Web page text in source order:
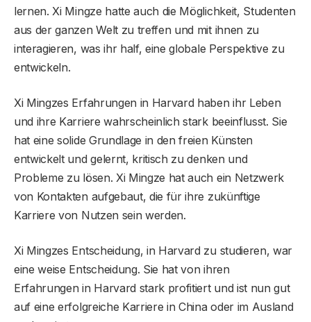
lernen. Xi Mingze hatte auch die Möglichkeit, Studenten
aus der ganzen Welt zu treffen und mit ihnen zu
interagieren, was ihr half, eine globale Perspektive zu
entwickeln.
Xi Mingzes Erfahrungen in Harvard haben ihr Leben
und ihre Karriere wahrscheinlich stark beeinflusst. Sie
hat eine solide Grundlage in den freien Künsten
entwickelt und gelernt, kritisch zu denken und
Probleme zu lösen. Xi Mingze hat auch ein Netzwerk
von Kontakten aufgebaut, die für ihre zukünftige
Karriere von Nutzen sein werden.
Xi Mingzes Entscheidung, in Harvard zu studieren, war
eine weise Entscheidung. Sie hat von ihren
Erfahrungen in Harvard stark profitiert und ist nun gut
auf eine erfolgreiche Karriere in China oder im Ausland